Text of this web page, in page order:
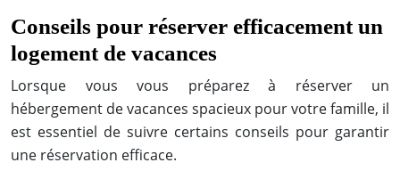
Conseils pour réserver efficacement un
logement de vacances
Lorsque vous vous préparez à réserver un
hébergement de vacances spacieux pour votre famille, il
est essentiel de suivre certains conseils pour garantir
une réservation efficace.